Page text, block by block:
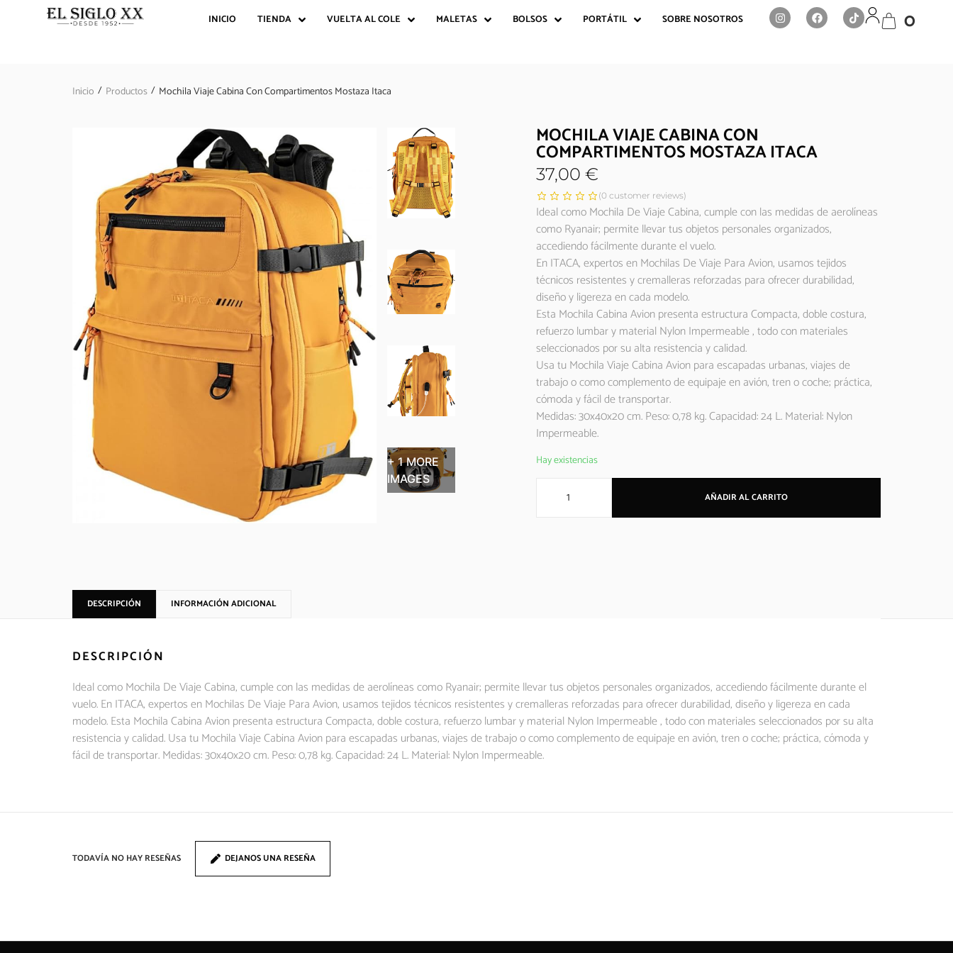
INICIO TIENDA VUELTA AL COLE MALETAS BOLSOS PORTÁTIL SOBRE NOSOTROS 0
Inicio / Productos / Mochila Viaje Cabina Con Compartimentos Mostaza Itaca
+ 1 MORE
IMAGES
MOCHILA VIAJE CABINA CON
COMPARTIMENTOS MOSTAZA ITACA
37,00 €
(0 customer reviews)
Ideal como Mochila De Viaje Cabina, cumple con las medidas de aerolíneas
como Ryanair; permite llevar tus objetos personales organizados,
accediendo fácilmente durante el vuelo.
En ITACA, expertos en Mochilas De Viaje Para Avion, usamos tejidos
técnicos resistentes y cremalleras reforzadas para ofrecer durabilidad,
diseño y ligereza en cada modelo.
Esta Mochila Cabina Avion presenta estructura Compacta, doble costura,
refuerzo lumbar y material Nylon Impermeable , todo con materiales
seleccionados por su alta resistencia y calidad.
Usa tu Mochila Viaje Cabina Avion para escapadas urbanas, viajes de
trabajo o como complemento de equipaje en avión, tren o coche; práctica,
cómoda y fácil de transportar.
Medidas: 30x40x20 cm. Peso: 0,78 kg. Capacidad: 24 L. Material: Nylon
Impermeable.
Hay existencias
AÑADIR AL CARRITO
DESCRIPCIÓN INFORMACIÓN ADICIONAL
DESCRIPCIÓN
Ideal como Mochila De Viaje Cabina, cumple con las medidas de aerolíneas como Ryanair; permite llevar tus objetos personales organizados, accediendo fácilmente durante el
vuelo. En ITACA, expertos en Mochilas De Viaje Para Avion, usamos tejidos técnicos resistentes y cremalleras reforzadas para ofrecer durabilidad, diseño y ligereza en cada
modelo. Esta Mochila Cabina Avion presenta estructura Compacta, doble costura, refuerzo lumbar y material Nylon Impermeable , todo con materiales seleccionados por su alta
resistencia y calidad. Usa tu Mochila Viaje Cabina Avion para escapadas urbanas, viajes de trabajo o como complemento de equipaje en avión, tren o coche; práctica, cómoda y
fácil de transportar. Medidas: 30x40x20 cm. Peso: 0,78 kg. Capacidad: 24 L. Material: Nylon Impermeable.
TODAVÍA NO HAY RESEÑAS DEJANOS UNA RESEÑA